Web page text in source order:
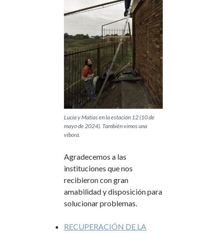
Lucía y Matías en la estación 12 (10 de
mayo de 2024). También vimos una
víbora.
Agradecemos a las
instituciones que nos
recibieron con gran
amabilidad y disposición para
solucionar problemas.
RECUPERACIÓN DE LA